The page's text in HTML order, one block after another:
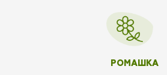
РОМАШКА